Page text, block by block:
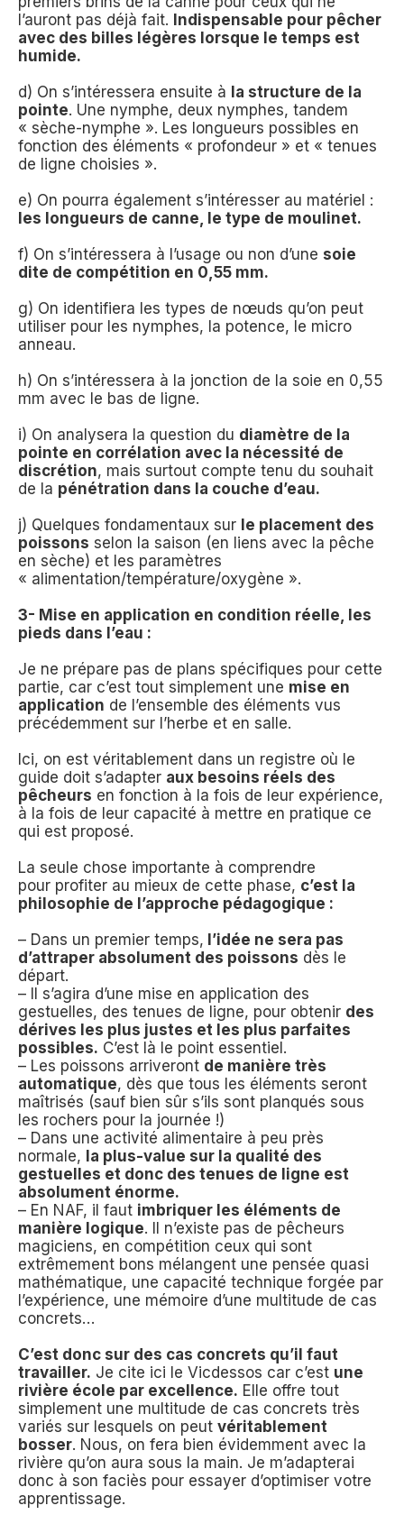
l’auront pas déjà fait. Indispensable pour pêcher
avec des billes légères lorsque le temps est
humide.
d) On s’intéressera ensuite à la structure de la
pointe. Une nymphe, deux nymphes, tandem
« sèche-nymphe ». Les longueurs possibles en
fonction des éléments « profondeur » et « tenues
de ligne choisies ».
e) On pourra également s’intéresser au matériel :
les longueurs de canne, le type de moulinet.
f) On s’intéressera à l’usage ou non d’une soie
dite de compétition en 0,55 mm.
g) On identifiera les types de nœuds qu’on peut
utiliser pour les nymphes, la potence, le micro
anneau.
h) On s’intéressera à la jonction de la soie en 0,55
mm avec le bas de ligne.
i) On analysera la question du diamètre de la
pointe en corrélation avec la nécessité de
discrétion, mais surtout compte tenu du souhait
de la pénétration dans la couche d’eau.
j) Quelques fondamentaux sur le placement des
poissons selon la saison (en liens avec la pêche
en sèche) et les paramètres
« alimentation/température/oxygène ».
3- Mise en application en condition réelle, les
pieds dans l’eau :
Je ne prépare pas de plans spécifiques pour cette
partie, car c’est tout simplement une mise en
application de l’ensemble des éléments vus
précédemment sur l’herbe et en salle.
Ici, on est véritablement dans un registre où le
guide doit s’adapter aux besoins réels des
pêcheurs en fonction à la fois de leur expérience,
à la fois de leur capacité à mettre en pratique ce
qui est proposé.
La seule chose importante à comprendre
pour profiter au mieux de cette phase, c’est la
philosophie de l’approche pédagogique :
– Dans un premier temps, l’idée ne sera pas
d’attraper absolument des poissons dès le
départ.
– Il s’agira d’une mise en application des
gestuelles, des tenues de ligne, pour obtenir des
dérives les plus justes et les plus parfaites
possibles. C’est là le point essentiel.
– Les poissons arriveront de manière très
automatique, dès que tous les éléments seront
maîtrisés (sauf bien sûr s’ils sont planqués sous
les rochers pour la journée !)
– Dans une activité alimentaire à peu près
normale, la plus-value sur la qualité des
gestuelles et donc des tenues de ligne est
absolument énorme.
– En NAF, il faut imbriquer les éléments de
manière logique. Il n’existe pas de pêcheurs
magiciens, en compétition ceux qui sont
extrêmement bons mélangent une pensée quasi
mathématique, une capacité technique forgée par
l’expérience, une mémoire d’une multitude de cas
concrets…
C’est donc sur des cas concrets qu’il faut
travailler. Je cite ici le Vicdessos car c’est une
rivière école par excellence. Elle offre tout
simplement une multitude de cas concrets très
variés sur lesquels on peut véritablement
bosser. Nous, on fera bien évidemment avec la
rivière qu’on aura sous la main. Je m’adapterai
donc à son faciès pour essayer d’optimiser votre
apprentissage.